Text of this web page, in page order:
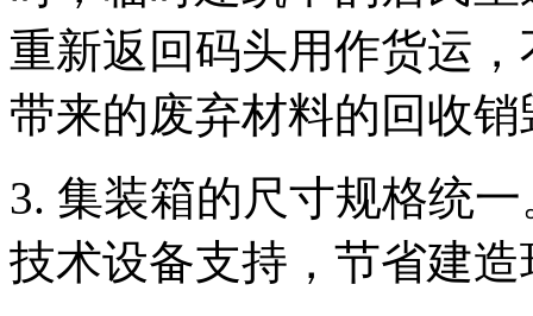
重新返回码头用作货运
带来的废弃材料的回收
3. 集装箱的尺寸规格统
技术设备支持，节省建